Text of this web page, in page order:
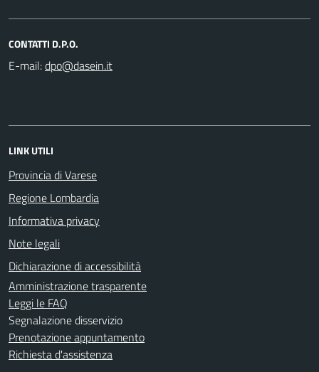
CONTATTI D.P.O.
E-mail:
LINK UTILI
Provincia di Varese
Regione Lombardia
Informativa privacy
Note legali
Dichiarazione di accessibilità
Amministrazione trasparente
Leggi le FAQ
Segnalazione disservizio
Prenotazione appuntamento
Richiesta d'assistenza